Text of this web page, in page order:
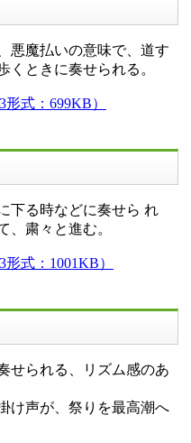
悪魔払いの意味で、道す
くときに奏せられる。
式：699KB）
下る時などに奏せら れ
、粛々と進む。
式：1001KB）
せられる、リズム感のあ
け声が、祭りを最高潮へ